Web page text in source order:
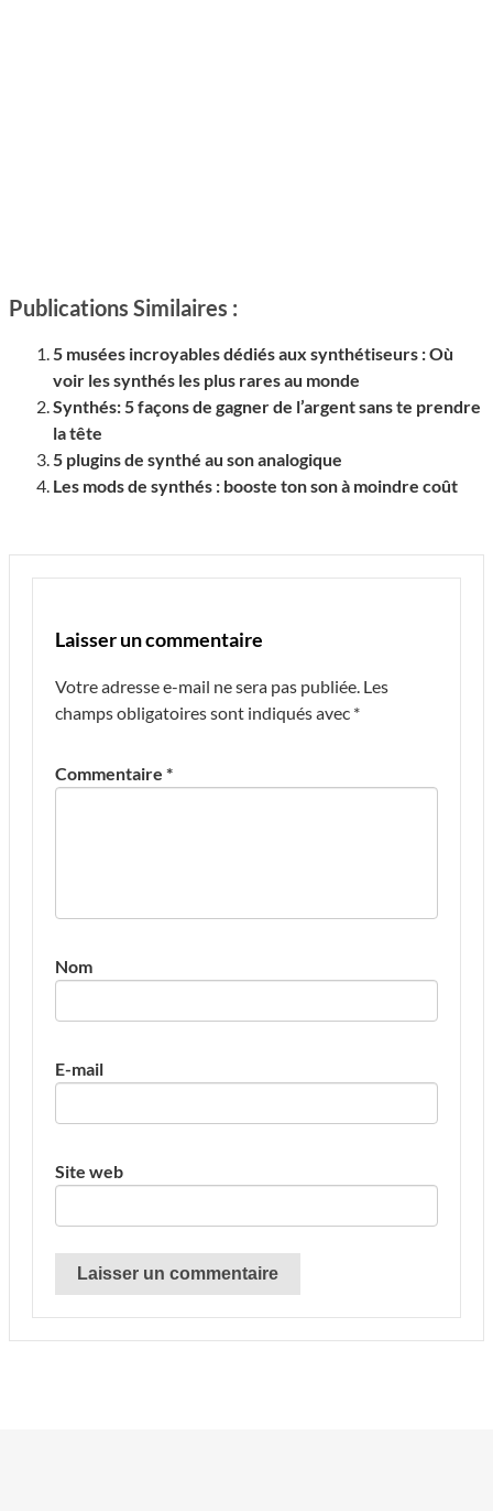
Publications Similaires :
5 musées incroyables dédiés aux synthétiseurs : Où
voir les synthés les plus rares au monde
Synthés: 5 façons de gagner de l’argent sans te prendre
la tête
5 plugins de synthé au son analogique
Les mods de synthés : booste ton son à moindre coût
Laisser un commentaire
Votre adresse e-mail ne sera pas publiée. Les
champs obligatoires sont indiqués avec *
Commentaire *
Nom
E-mail
Site web